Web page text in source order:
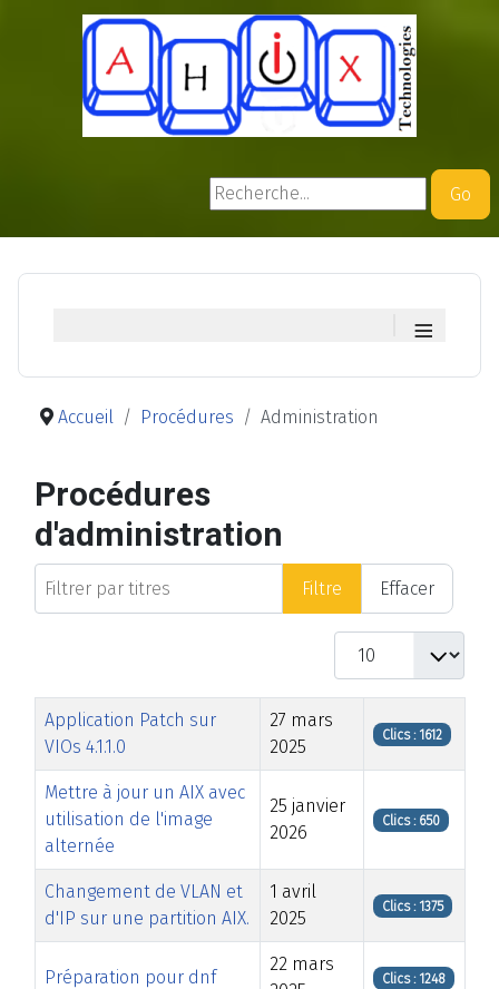
Rechercher
Go
≡
Accueil Procédures Administration
Procédures
d'administration
Filtrer par titres
Filtre Effacer
Afficher #
Titre Date de modification Clics
Application Patch sur
VIOs 4.1.1.0
27 mars
2025
Clics : 1612
Mettre à jour un AIX avec
utilisation de l'image
alternée
25 janvier
2026
Clics : 650
Changement de VLAN et
d'IP sur une partition AIX.
1 avril
2025
Clics : 1375
Préparation pour dnf
22 mars
Clics : 1248